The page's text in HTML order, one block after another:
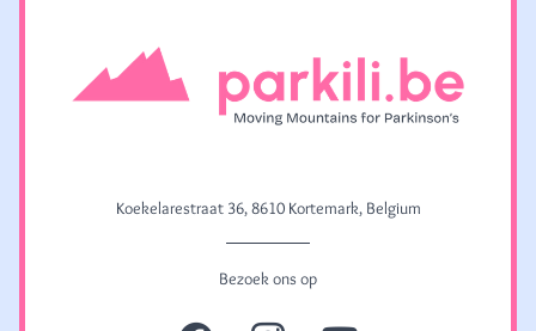
Koekelarestraat 36, 8610 Kortemark, Belgium
Bezoek ons op